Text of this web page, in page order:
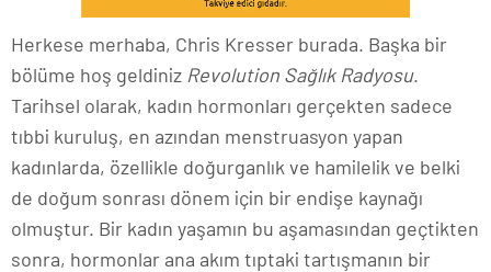
Herkese merhaba, Chris Kresser burada. Başka bir
bölüme hoş geldiniz Revolution Sağlık Radyosu.
Tarihsel olarak, kadın hormonları gerçekten sadece
tıbbi kuruluş, en azından menstruasyon yapan
kadınlarda, özellikle doğurganlık ve hamilelik ve belki
de doğum sonrası dönem için bir endişe kaynağı
olmuştur. Bir kadın yaşamın bu aşamasından geçtikten
sonra, hormonlar ana akım tıptaki tartışmanın bir